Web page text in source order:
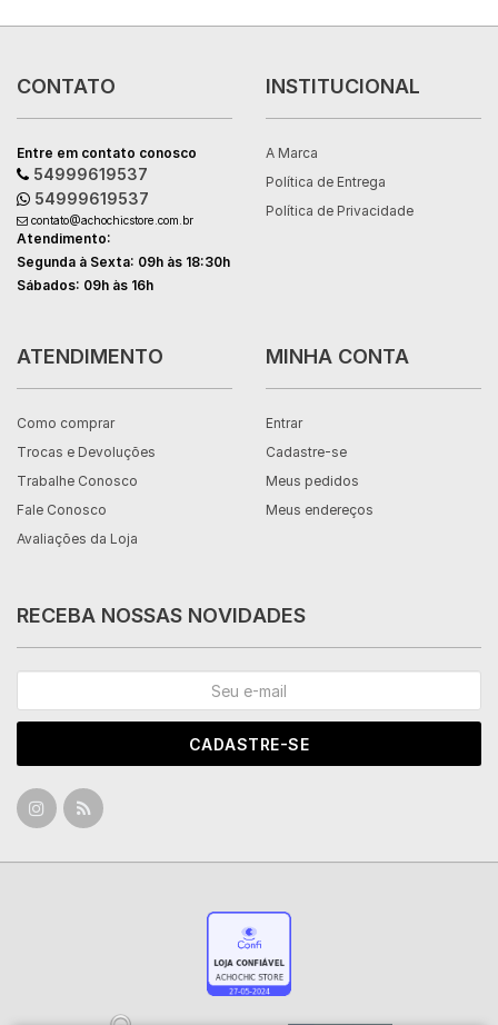
CONTATO
Entre em contato conosco
54999619537
54999619537
contato@achochicstore.com.br
Atendimento:
Segunda à Sexta: 09h às 18:30h
Sábados: 09h às 16h
INSTITUCIONAL
A Marca
Política de Entrega
Política de Privacidade
ATENDIMENTO
Como comprar
Trocas e Devoluções
Trabalhe Conosco
Fale Conosco
Avaliações da Loja
MINHA CONTA
Entrar
Cadastre-se
Meus pedidos
Meus endereços
RECEBA NOSSAS NOVIDADES
CADASTRE-SE